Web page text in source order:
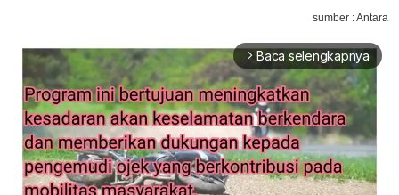
sumber : Antara
arrow_forward_ios Baca selengkapnya